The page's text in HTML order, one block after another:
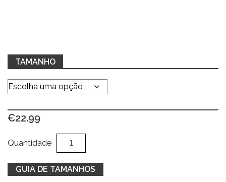
TAMANHO
€22.99
Quantidade
Quantidade
de
Sweat
bege
GUIA DE TAMANHOS